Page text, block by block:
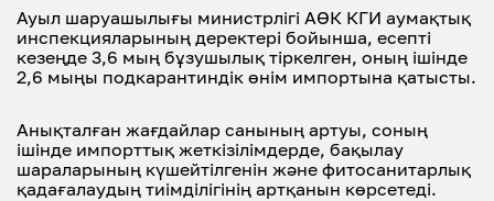
Ауыл шаруашылығы министрлігі АӨК КГИ аумақтық
инспекцияларының деректері бойынша, есепті
кезеңде 3,6 мың бұзушылық тіркелген, оның ішінде
2,6 мыңы подкарантиндік өнім импортына қатысты.
Анықталған жағдайлар санының артуы, соның
ішінде импорттық жеткізілімдерде, бақылау
шараларының күшейтілгенін және фитосанитарлық
қадағалаудың тиімділігінің артқанын көрсетеді.